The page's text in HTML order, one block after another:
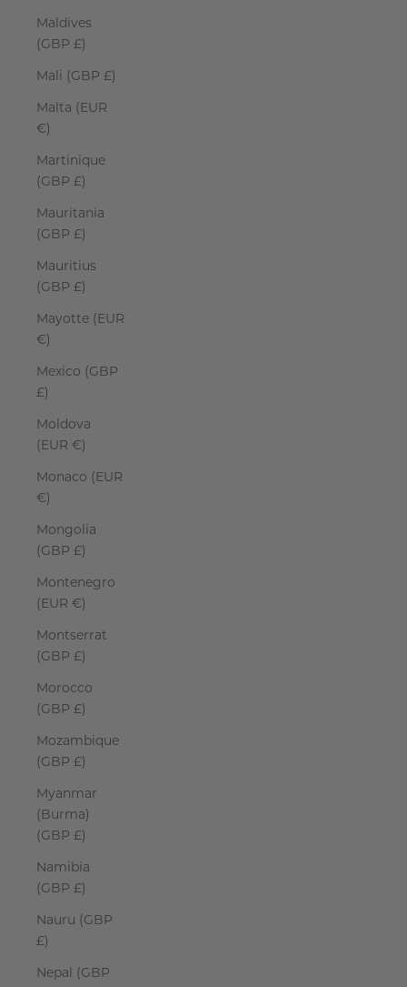
Maldives
(GBP £)
Mali (GBP £)
Malta (EUR
€)
Martinique
(GBP £)
Mauritania
(GBP £)
Mauritius
(GBP £)
Mayotte (EUR
€)
Mexico (GBP
£)
Moldova
(EUR €)
Monaco (EUR
€)
Mongolia
(GBP £)
Montenegro
(EUR €)
Montserrat
(GBP £)
Morocco
(GBP £)
Mozambique
(GBP £)
Myanmar
(Burma)
(GBP £)
Namibia
(GBP £)
Nauru (GBP
£)
Nepal (GBP